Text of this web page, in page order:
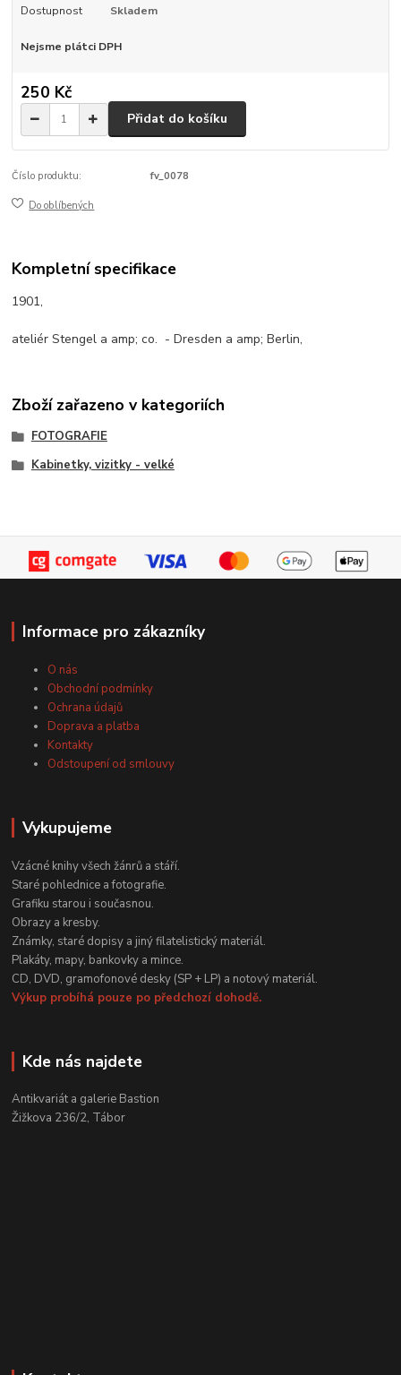
Dostupnost Skladem
Nejsme plátci DPH
250 Kč
Přidat do košíku
Číslo produktu: fv_0078
Do oblíbených
Kompletní specifikace
1901,
ateliér Stengel a amp; co. - Dresden a amp; Berlin,
Zboží zařazeno v kategoriích
FOTOGRAFIE
Kabinetky, vizitky - velké
Informace pro zákazníky
O nás
Obchodní podmínky
Ochrana údajů
Doprava a platba
Kontakty
Odstoupení od smlouvy
Vykupujeme
Vzácné knihy všech žánrů a stáří.
Staré pohlednice a fotografie.
Grafiku starou i současnou.
Obrazy a kresby.
Známky, staré dopisy a jiný filatelistický materiál.
Plakáty, mapy, bankovky a mince.
CD, DVD, gramofonové desky (SP + LP) a notový materiál.
Výkup probíhá pouze po předchozí dohodě.
Kde nás najdete
Antikvariát a galerie Bastion
Žižkova 236/2, Tábor